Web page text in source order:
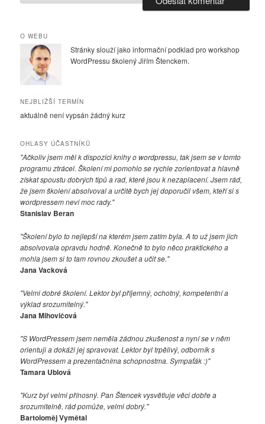
O WEBU
Stránky slouží jako informační podklad pro workshop
WordPressu školený Jiřím Štenckem.
NEJBLIŽŠÍ TERMÍN
aktuálně není vypsán žádný kurz
OHLASY ÚČASTNÍKŮ
"Ačkoliv jsem měl k dispozici knihy o wordpressu, tak jsem se v tomto
programu ztrácel. Školení mi pomohlo se rychle zorientovat a hlavně
získat spoustu dobrých tipů a rad, které jsou k nezaplacení. Jsem rád,
že jsem školení absolvoval a určitě bych jej doporučil všem, kteří si s
wordpressem neví moc rady."
Stanislav Beran
"Školení bylo to nejlepší na kterém jsem zatím byla. A to už jsem jich
absolvovala opravdu hodně. Konečně to bylo něco praktického a
mohla jsem si to tam rovnou zkoušet a učit se."
Jana Vacková
"Velmi dobré školení. Lektor byl příjemný, ochotný, kompetentní a
výklad srozumitelný."
Jana Mihovičová
"S WordPressem jsem neměla žádnou zkušenost a nyní se v něm
orientuji a dokáži jej spravovat. Lektor byl trpělivý, odborník s
WordPressem a prezentačníma schopnostma. Sympaťák :)"
Tamara Ublová
"Kurz byl velmi přínosný. Pan Štencek vysvětluje věci dobře a
srozumitelně, rád pomůže, velmi dobrý."
Bartoloměj Vymětal